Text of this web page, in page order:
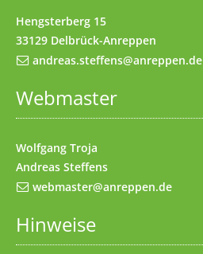
Hengsterberg 15
33129 Delbrück-Anreppen
andreas.steffens@anreppen.de
Webmaster
Wolfgang Troja
Andreas Steffens
webmaster@anreppen.de
Hinweise